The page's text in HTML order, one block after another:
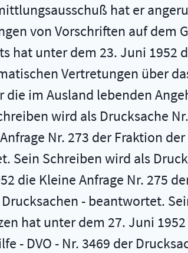
hat er
von Vorschriften auf dem
hat unter dem 23. Juni 1952
Vertretungen über
im Ausland lebenden
wird als Drucksache
Nr. 273 der Fraktion
Sein Schreiben wird als
die Kleine Anfrage Nr. 275
- beantwortet.
hat unter dem 27. Juni
- DVO - Nr. 3469 der